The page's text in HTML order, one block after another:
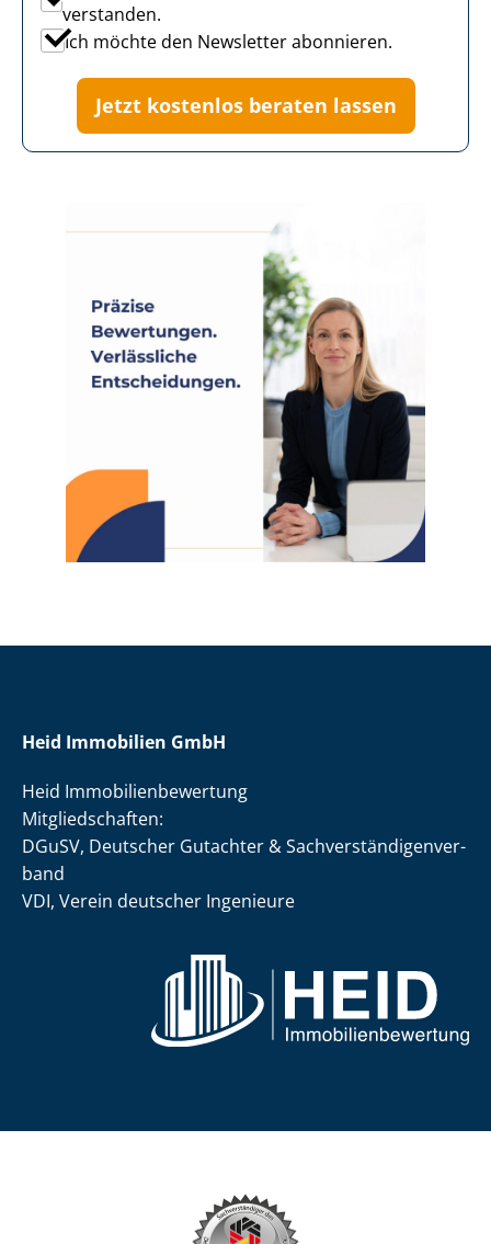
verstanden.
Ich möchte den Newsletter abonnieren.
Jetzt kostenlos beraten lassen
Heid Immobilien GmbH
Heid Im­mo­bi­li­en­be­wer­tung
Mit­glied­schaf­ten:
DGuSV, Deutscher Gutachter & Sach­ver­stän­di­gen­ver­
band
VDI, Verein deutscher Ingenieure